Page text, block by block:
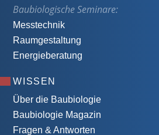
Baubiologische Seminare:
Messtechnik
Raumgestaltung
Energieberatung
WISSEN
Über die Baubiologie
Baubiologie Magazin
Fragen & Antworten